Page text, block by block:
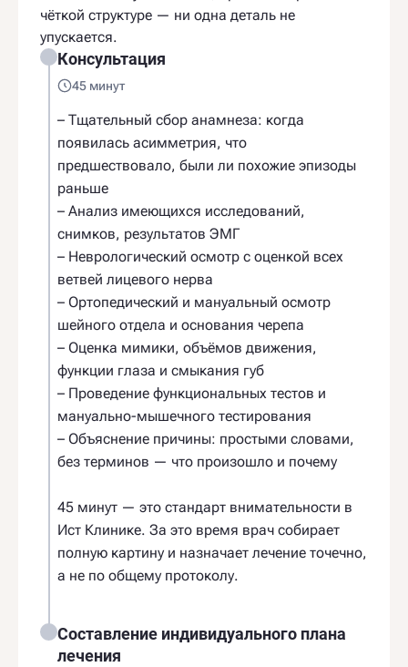
чёткой структуре — ни одна деталь не
упускается.
Консультация
45 минут
– Тщательный сбор анамнеза: когда
появилась асимметрия, что
предшествовало, были ли похожие эпизоды
раньше
– Анализ имеющихся исследований,
снимков, результатов ЭМГ
– Неврологический осмотр с оценкой всех
ветвей лицевого нерва
– Ортопедический и мануальный осмотр
шейного отдела и основания черепа
– Оценка мимики, объёмов движения,
функции глаза и смыкания губ
– Проведение функциональных тестов и
мануально-мышечного тестирования
– Объяснение причины: простыми словами,
без терминов — что произошло и почему
45 минут — это стандарт внимательности в
Ист Клинике. За это время врач собирает
полную картину и назначает лечение точечно,
а не по общему протоколу.
Составление индивидуального плана
лечения